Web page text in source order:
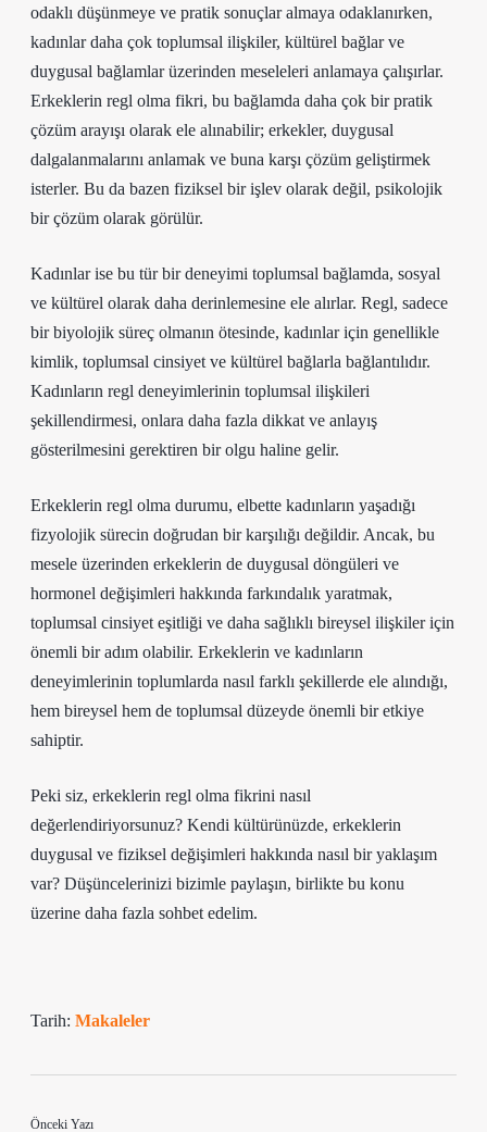
odaklı düşünmeye ve pratik sonuçlar almaya odaklanırken,
kadınlar daha çok toplumsal ilişkiler, kültürel bağlar ve
duygusal bağlamlar üzerinden meseleleri anlamaya çalışırlar.
Erkeklerin regl olma fikri, bu bağlamda daha çok bir pratik
çözüm arayışı olarak ele alınabilir; erkekler, duygusal
dalgalanmalarını anlamak ve buna karşı çözüm geliştirmek
isterler. Bu da bazen fiziksel bir işlev olarak değil, psikolojik
bir çözüm olarak görülür.
Kadınlar ise bu tür bir deneyimi toplumsal bağlamda, sosyal
ve kültürel olarak daha derinlemesine ele alırlar. Regl, sadece
bir biyolojik süreç olmanın ötesinde, kadınlar için genellikle
kimlik, toplumsal cinsiyet ve kültürel bağlarla bağlantılıdır.
Kadınların regl deneyimlerinin toplumsal ilişkileri
şekillendirmesi, onlara daha fazla dikkat ve anlayış
gösterilmesini gerektiren bir olgu haline gelir.
Erkeklerin regl olma durumu, elbette kadınların yaşadığı
fizyolojik sürecin doğrudan bir karşılığı değildir. Ancak, bu
mesele üzerinden erkeklerin de duygusal döngüleri ve
hormonel değişimleri hakkında farkındalık yaratmak,
toplumsal cinsiyet eşitliği ve daha sağlıklı bireysel ilişkiler için
önemli bir adım olabilir. Erkeklerin ve kadınların
deneyimlerinin toplumlarda nasıl farklı şekillerde ele alındığı,
hem bireysel hem de toplumsal düzeyde önemli bir etkiye
sahiptir.
Peki siz, erkeklerin regl olma fikrini nasıl
değerlendiriyorsunuz? Kendi kültürünüzde, erkeklerin
duygusal ve fiziksel değişimleri hakkında nasıl bir yaklaşım
var? Düşüncelerinizi bizimle paylaşın, birlikte bu konu
üzerine daha fazla sohbet edelim.
Tarih: Makaleler
Önceki Yazı